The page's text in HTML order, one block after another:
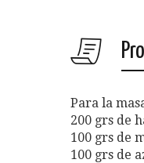
Para la
200 grs de
100 grs de
100 grs de